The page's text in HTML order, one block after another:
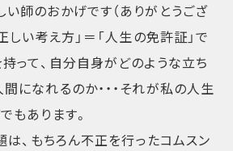
師のおかげです（ありがとうござ
正しい考え方」＝「人生の免許証」で
って、自分自身がどのような立ち
になれるのか・・・それが私の人生
もあります。
題は、もちろん不正を行ったコムスン